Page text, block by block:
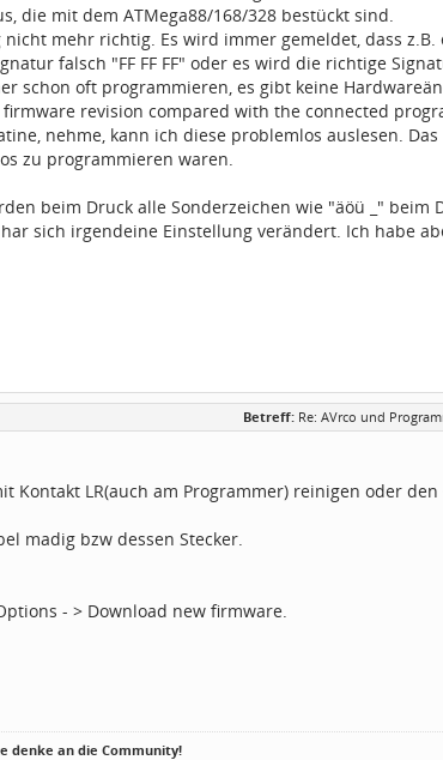
die mit dem ATMega88/168/328 bestückt sind.
mehr richtig. Es wird immer gemeldet, dass
falsch "FF FF FF" oder es wird die richtige
schon oft programmieren, es gibt keine
revision compared with the connected
nehme, kann ich diese problemlos auslesen.
zu programmieren waren.
beim Druck alle Sonderzeichen wie "äöü _"
sich irgendeine Einstellung verändert. Ich habe
Betreff: Re: AVrco und
Kontakt LR(auch am Programmer) reinigen oder
madig bzw dessen Stecker.
- > Download new firmware.
denke an die Community!